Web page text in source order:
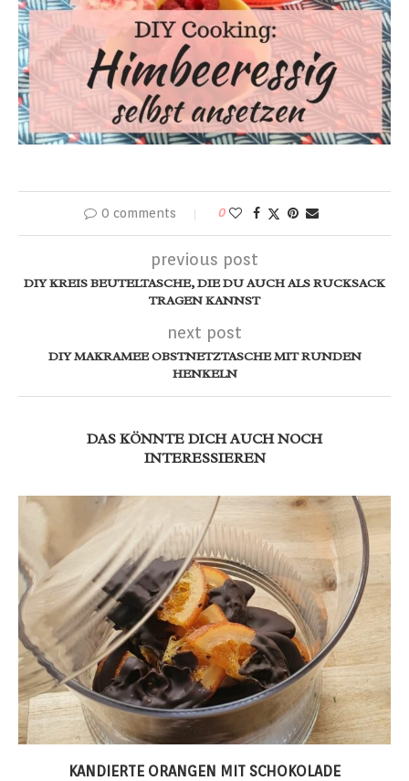
0 comments 0
previous post
DIY KREIS BEUTELTASCHE, DIE DU AUCH ALS RUCKSACK
TRAGEN KANNST
next post
DIY MAKRAMEE OBSTNETZTASCHE MIT RUNDEN
HENKELN
DAS KÖNNTE DICH AUCH NOCH
INTERESSIEREN
KANDIERTE ORANGEN MIT SCHOKOLADE